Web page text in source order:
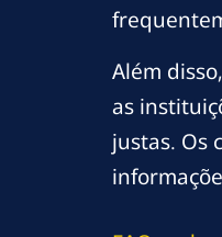
Além
as
justas. Os